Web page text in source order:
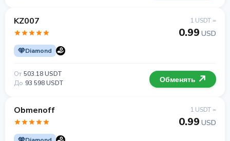
KZ007
Diamond
1 USDT =
0.99 USD
От 503.18 USDT
До 93 598 USDT Обменять
Obmenoff 1 USDT =
0.99 USD